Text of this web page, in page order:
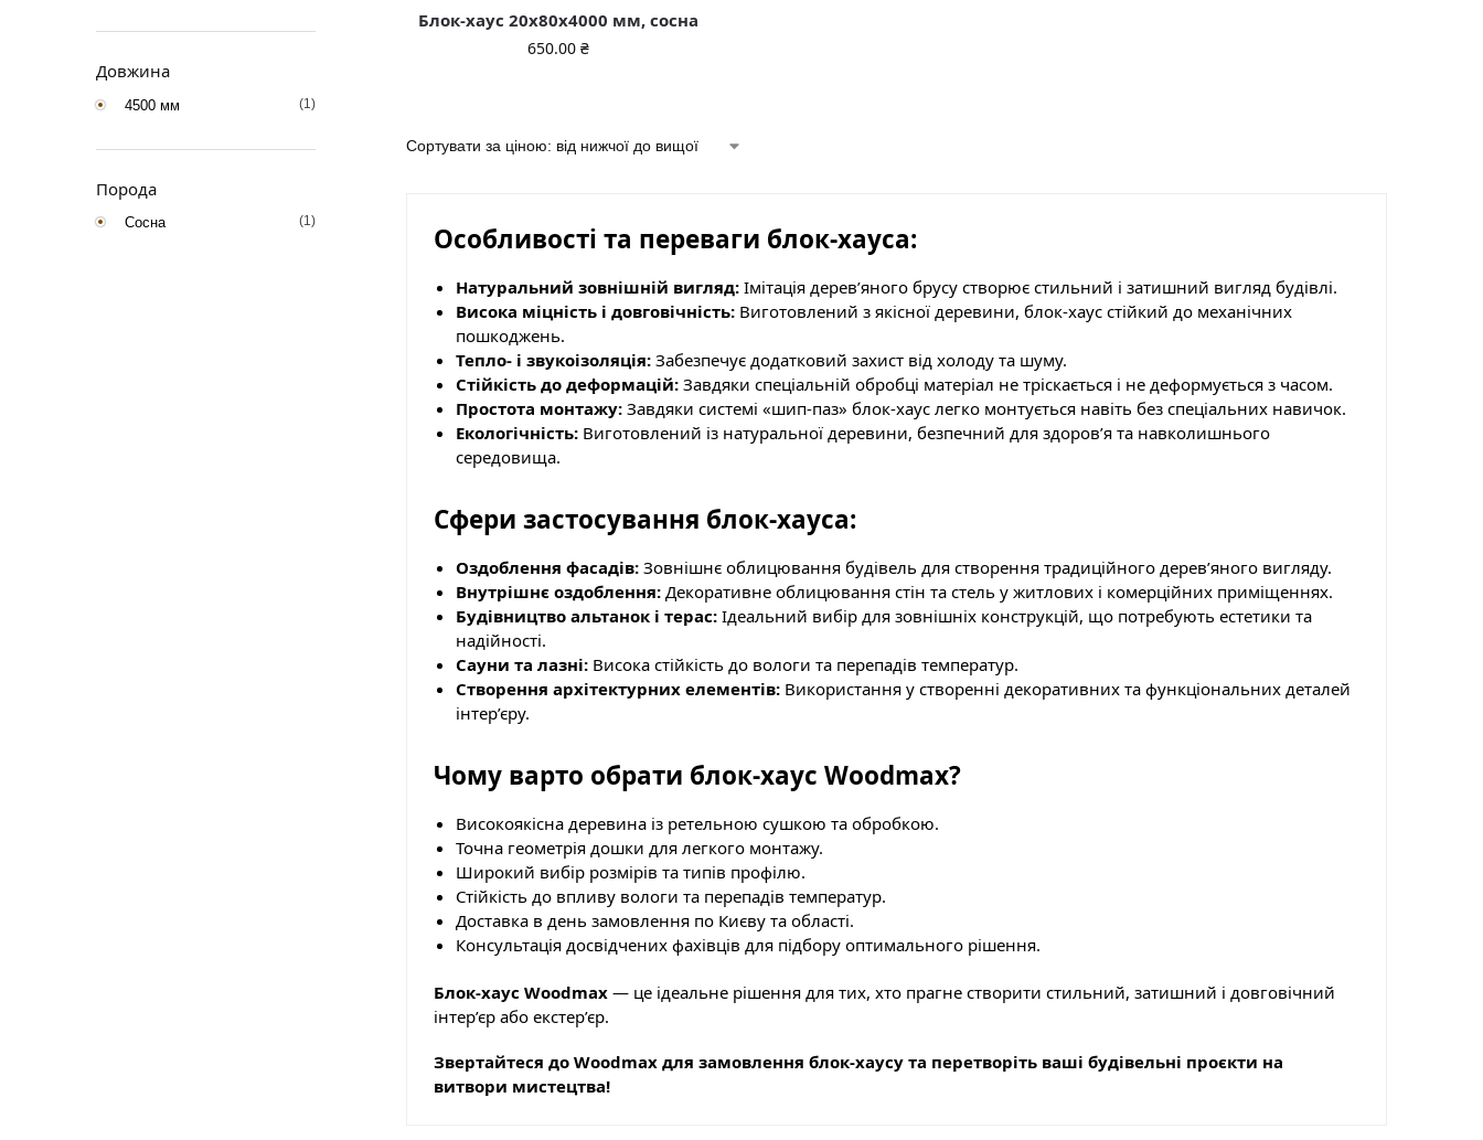
Блок-хаус 20x80x4000 мм, сосна
650.00 ₴
Особливості та переваги блок-хауса:
Натуральний зовнішній вигляд:Імітація дерев’яного брусу створює стильний і затишний вигляд будівлі.
Висока міцність і довговічність:Виготовлений з якісної деревини, блок-хаус стійкий до механічних
пошкоджень.
Тепло- і звукоізоляція:Забезпечує додатковий захист від холоду та шуму.
Стійкість до деформацій:Завдяки спеціальній обробці матеріал не тріскається і не деформується з часом.
Простота монтажу:Завдяки системі «шип-паз» блок-хаус легко монтується навіть без спеціальних навичок.
Екологічність:Виготовлений із натуральної деревини, безпечний для здоров’я та навколишнього
середовища.
Сфери застосування блок-хауса:
Оздоблення фасадів:Зовнішнє облицювання будівель для створення традиційного дерев’яного вигляду.
Внутрішнє оздоблення:Декоративне облицювання стін та стель у житлових і комерційних приміщеннях.
Будівництво альтанок і терас:Ідеальний вибір для зовнішніх конструкцій, що потребують естетики та
надійності.
Сауни та лазні:Висока стійкість до вологи та перепадів температур.
Створення архітектурних елементів:Використання у створенні декоративних та функціональних деталей
інтер’єру.
Чому варто обрати блок-хаус Woodmax?
Високоякісна деревина із ретельною сушкою та обробкою.
Точна геометрія дошки для легкого монтажу.
Широкий вибір розмірів та типів профілю.
Стійкість до впливу вологи та перепадів температур.
Доставка в день замовлення по Києву та області.
Консультація досвідчених фахівців для підбору оптимального рішення.
Блок-хаус Woodmax— це ідеальне рішення для тих, хто прагне створити стильний, затишний і довговічний
інтер’єр або екстер’єр.
Звертайтеся до Woodmax для замовлення блок-хаусу та перетворіть ваші будівельні проєкти на
витвори мистецтва!
Довжина
4500 мм (1)
Порода
Сосна (1)